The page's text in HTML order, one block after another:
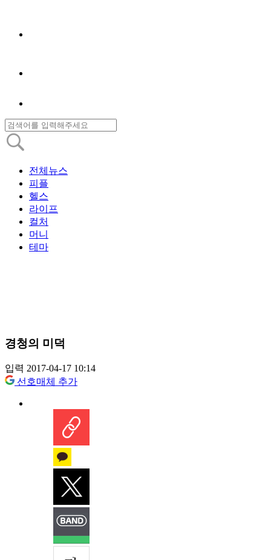
전체뉴스
피플
헬스
라이프
컬처
머니
테마
경청의 미덕
입력 2017-04-17 10:14
선호매체 추가